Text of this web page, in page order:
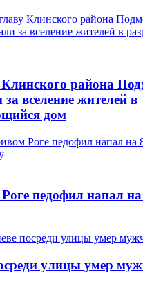
Клинского района
вселение жителей в
дом
педофил напал
улицы умер